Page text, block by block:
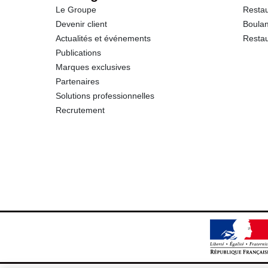
Le Groupe
Devenir client
Actualités et événements
Publications
Marques exclusives
Partenaires
Solutions professionnelles
Recrutement